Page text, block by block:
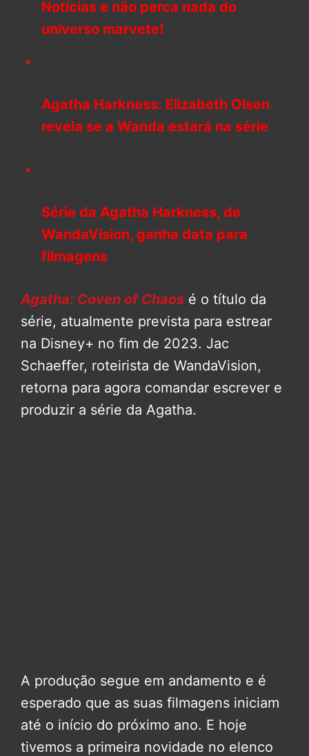
Notícias e não perca nada do
universo marvete!
Agatha Harkness: Elizabeth Olsen
revela se a Wanda estará na série
Série da Agatha Harkness, de
WandaVision, ganha data para
filmagens
Agatha: Coven of Chaos é o título da
série, atualmente prevista para estrear
na Disney+ no fim de 2023. Jac
Schaeffer, roteirista de WandaVision,
retorna para agora comandar escrever e
produzir a série da Agatha.
A produção segue em andamento e é
esperado que as suas filmagens iniciam
até o início do próximo ano. E hoje
tivemos a primeira novidade no elenco